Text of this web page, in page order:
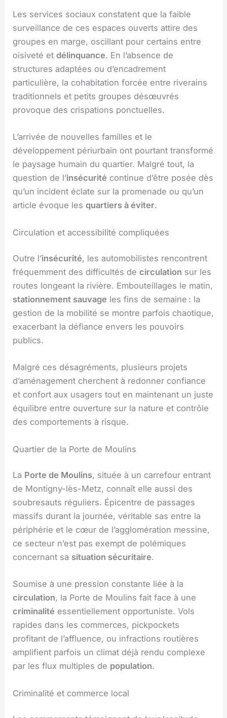
Les services sociaux constatent que la faible
surveillance de ces espaces ouverts attire des
groupes en marge, oscillant pour certains entre
oisiveté etdélinquance. En l’absence de
structures adaptées ou d’encadrement
particulière, la cohabitation forcée entre riverains
traditionnels et petits groupes désœuvrés
provoque des crispations ponctuelles.
L’arrivée de nouvelles familles et le
développement périurbain ont pourtant transformé
le paysage humain du quartier. Malgré tout, la
question de l’insécurité continue d’être posée dès
qu’un incident éclate sur la promenade ou qu’un
article évoque lesquartiers à éviter.
Circulation et accessibilité compliquées
Outre l’insécurité, les automobilistes rencontrent
fréquemment des difficultés decirculation sur les
routes longeant la rivière. Embouteillages le matin,
stationnement sauvage les fins de semaine : la
gestion de la mobilité se montre parfois chaotique,
exacerbant la défiance envers les pouvoirs
publics.
Malgré ces désagréments, plusieurs projets
d’aménagement cherchent à redonner confiance
et confort aux usagers tout en maintenant un juste
équilibre entre ouverture sur la nature et contrôle
des comportements à risque.
Quartier de la Porte de Moulins
La Porte de Moulins, située à un carrefour entrant
de Montigny-lès-Metz, connaît elle aussi des
soubresauts réguliers. Épicentre de passages
massifs durant la journée, véritable sas entre la
périphérie et le cœur de l’agglomération messine,
ce secteur n’est pas exempt de polémiques
concernant sa situation sécuritaire.
Soumise à une pression constante liée à la
circulation, la Porte de Moulins fait face à une
criminalité essentiellement opportuniste. Vols
rapides dans les commerces, pickpockets
profitant de l’affluence, ou infractions routières
amplifient parfois un climat déjà rendu complexe
par les flux multiples de population.
Criminalité et commerce local